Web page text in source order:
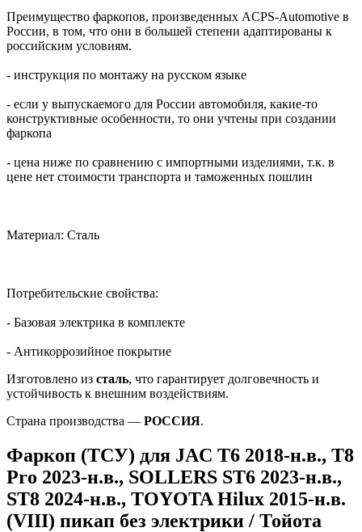
Преимущество фаркопов, произведенных ACPS-Automotive в
России, в том, что они в большей степени адаптированы к
российским условиям.
- инструкция по монтажу на русском языке
- если у выпускаемого для России автомобиля, какие-то
конструктивные особенности, то они учтены при создании
фаркопа
- цена ниже по сравнению с импортными изделиями, т.к. в
цене нет стоимости транспорта и таможенных пошлин
Материал: Сталь
Потребительские свойства:
- Базовая электрика в комплекте
- Антикоррозийное покрытие
Изготовлено из сталь, что гарантирует долговечность и
устойчивость к внешним воздействиям.
Страна производства — РОССИЯ.
Фаркоп (ТСУ) для JAC T6 2018-н.в., T8
Pro 2023-н.в., SOLLERS ST6 2023-н.в.,
ST8 2024-н.в., TOYOTA Hilux 2015-н.в.
(VIII) пикап без электрики / Тойота